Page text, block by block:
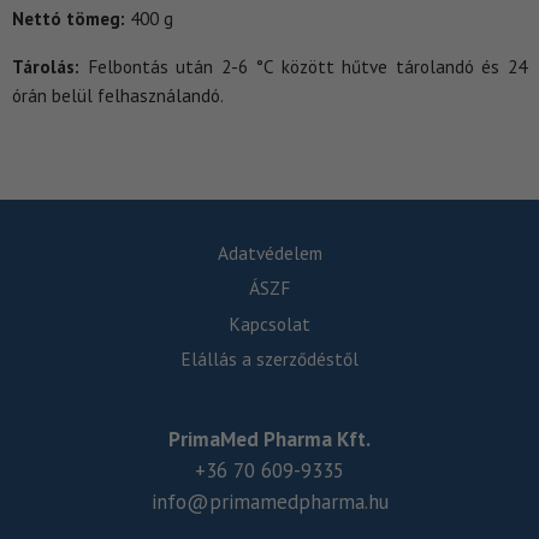
Nettó tömeg: 400 g
Tárolás: Felbontás után 2-6 °C között hűtve tárolandó és 24
órán belül felhasználandó.
Adatvédelem
ÁSZF
Kapcsolat
Elállás a szerződéstől
PrimaMed Pharma Kft.
+36 70 609-9335
info@primamedpharma.hu